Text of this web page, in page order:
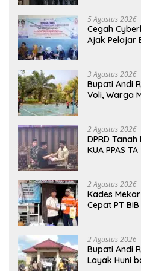
5 Agustus 2026
Cegah
Ajak Pelajar
3 Agustus 2026
Bupati Andi
Voli, Warga
2 Agustus 2026
DPRD
KUA PPAS
2 Agustus 2026
Kades
Cepat PT
2 Agustus 2026
Bupati Andi
Layak Huni